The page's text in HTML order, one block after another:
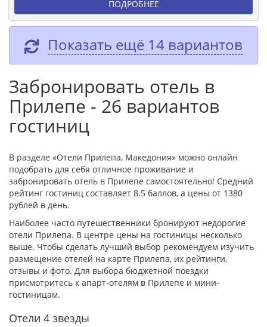
ПОДРОБНЕЕ
Показать ещё 14 вариантов
Забронировать отель в
Прилепе - 26 вариантов
гостиниц
В разделе «Отели Прилепа, Македония» можно онлайн
подобрать для себя отличное проживание и
забронировать отель в Прилепе самостоятельно! Средний
рейтинг гостиниц составляет 8.5 баллов, а цены от 1380
рублей в день.
Наиболее часто путешественники бронируют недорогие
отели Прилепа. В центре цены на гостиницы несколько
выше. Чтобы сделать лучший выбор рекомендуем изучить
размещение отелей на карте Прилепа, их рейтинги,
отзывы и фото. Для выбора бюджетной поездки
присмотритесь к апарт-отелям в Прилепе и мини-
гостиницам.
Отели 4 звезды